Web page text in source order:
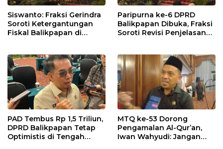
Siswanto: Fraksi Gerindra
Soroti Ketergantungan
Fiskal Balikpapan di
Paripurna ke-6 DPRD
Balikpapan Dibuka, Fraksi
Soroti Revisi Penjelasan
PAD Tembus Rp 1,5 Triliun,
DPRD Balikpapan Tetap
Optimistis di Tengah
MTQ ke-53 Dorong
Pengamalan Al-Qur’an,
Iwan Wahyudi: Jangan